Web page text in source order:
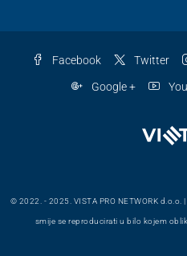
Facebook Twitter
Google +
© 2022. - 2025. VISTA PRO NETWORK
smije se reproducirati u bilo kojem